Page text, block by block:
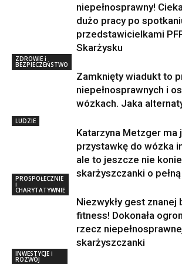
niepełnosprawny!
dużo pracy po
przedstawicielkami
Skarżysku
ZDROWIE i
BEZPIECZEŃSTWO
Zamknięty wiadukt to
niepełnosprawnych i
wózkach. Jaka
LUDZIE
Katarzyna Metzger ma
przystawkę do wózka
ale to jeszcze nie
skarżyszczanki o
PROSPOŁECZNIE
i
CHARYTATYWNIE
Niezwykły gest znanej
fitness! Dokonała
rzecz
skarżyszczanki
INWESTYCJE i
ROZWÓJ